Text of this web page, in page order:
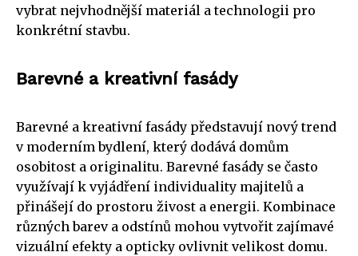
vybrat nejvhodnější materiál a technologii pro
konkrétní stavbu.
Barevné a kreativní fasády
Barevné a kreativní fasády představují nový trend
v moderním bydlení, který dodává domům
osobitost a originalitu. Barevné fasády se často
využívají k vyjádření individuality majitelů a
přinášejí do prostoru živost a energii. Kombinace
různých barev a odstínů mohou vytvořit zajímavé
vizuální efekty a opticky ovlivnit velikost domu.